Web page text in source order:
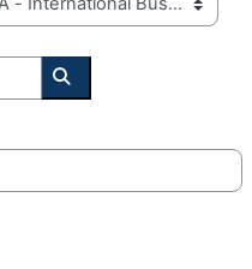
Kurse suchen